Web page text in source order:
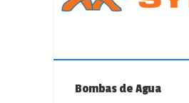
Bombas de Agua